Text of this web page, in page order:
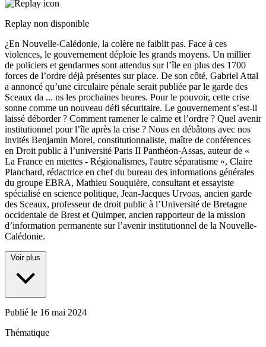
Replay non disponible
¿En Nouvelle-Calédonie, la colère ne faiblit pas. Face à ces
violences, le gouvernement déploie les grands moyens. Un millier
de policiers et gendarmes sont attendus sur l’île en plus des 1700
forces de l’ordre déjà présentes sur place. De son côté, Gabriel Attal
a annoncé qu’une circulaire pénale serait publiée par le garde des
Sceaux da ... ns les prochaines heures. Pour le pouvoir, cette crise
sonne comme un nouveau défi sécuritaire. Le gouvernement s’est-il
laissé déborder ? Comment ramener le calme et l’ordre ? Quel avenir
institutionnel pour l’île après la crise ? Nous en débâtons avec nos
invités Benjamin Morel, constitutionnaliste, maître de conférences
en Droit public à l’université Paris II Panthéon-Assas, auteur de «
La France en miettes - Régionalismes, l'autre séparatisme », Claire
Planchard, rédactrice en chef du bureau des informations générales
du groupe EBRA, Mathieu Souquière, consultant et essayiste
spécialisé en science politique, Jean-Jacques Urvoas, ancien garde
des Sceaux, professeur de droit public à l’Université de Bretagne
occidentale de Brest et Quimper, ancien rapporteur de la mission
d’information permanente sur l’avenir institutionnel de la Nouvelle-
Calédonie.
Voir plus
Publié le 16 mai 2024
Thématique